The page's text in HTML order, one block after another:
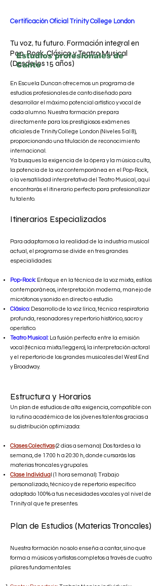
Certificación Oficial Trinity College London
Tu voz, tu futuro. Formación integral en
Pop, Rock, Clásico y Teatro Musical
(Desde los 15 años)
En Escuela Duncan ofrecemos un programa de
estudios profesionales de canto diseñado para
desarrollar el máximo potencial artístico y vocal de
cada alumno. Nuestra formación prepara
directamente para los prestigiosos exámenes
oficiales de Trinity College London (Niveles 5 al 8),
proporcionando una titulación de reconocimiento
internacional.
Ya busques la exigencia de la ópera y la música culta,
la potencia de la voz contemporánea en el Pop-Rock,
o la versatilidad interpretativa del Teatro Musical, aquí
encontrarás el itinerario perfecto para profesionalizar
tu talento.
Itinerarios Especializados
Para adaptarnos a la realidad de la industria musical
actual, el programa se divide en tres grandes
especialidades:
Pop-Rock: Enfoque en la técnica de la voz mixta, estilos
contemporáneos, interpretación moderna, manejo de
micrófonos y sonido en directo o estudio.
Clásico: Desarrollo de la voz lírica, técnica respiratoria
profunda, resonadores y repertorio histórico, sacro y
operístico.
Teatro Musical: La fusión perfecta entre la emisión
vocal (técnica mixta/leggero), la interpretación actoral
y el repertorio de los grandes musicales del West End
y Broadway.
Estructura y Horarios
Un plan de estudios de alta exigencia, compatible con
la rutina académica de los jóvenes talentos gracias a
su distribución optimizada:
Clases Colectivas(2 días a semana): Dos tardes a la
semana, de 17:00 h a 20:30 h, donde cursarás las
materias troncales y grupales.
Clase Individua l (1 hora semanal): Trabajo
personalizado, técnico y de repertorio específico
adaptado 100% a tus necesidades vocales y al nivel de
Trinity al que te presentes.
Plan de Estudios (Materias Troncales)
Nuestra formación no solo enseña a cantar, sino que
forma a músicos y artistas completos a través de cuatro
pilares fundamentales:
Estudios profesionales de
Canto